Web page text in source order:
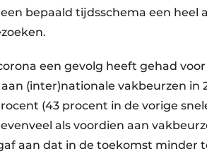
bepaald tijdsschema een heel
een gevolg heeft gehad
(inter)nationale vakbeurzen in
(43 procent in de vorige
als voordien aan
aan dat in de toekomst minder